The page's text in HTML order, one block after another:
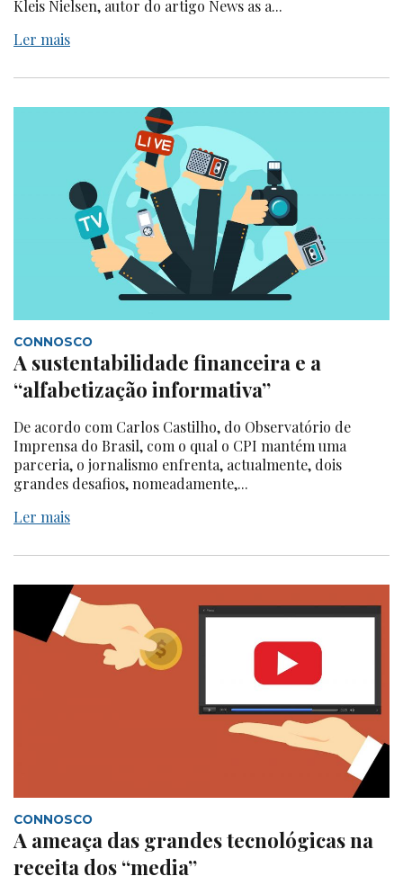
Kleis Nielsen, autor do artigo News as a...
Ler mais
CONNOSCO
A sustentabilidade financeira e a
“alfabetização informativa”
De acordo com Carlos Castilho, do Observatório de
Imprensa do Brasil, com o qual o CPI mantém uma
parceria, o jornalismo enfrenta, actualmente, dois
grandes desafios, nomeadamente,...
Ler mais
CONNOSCO
A ameaça das grandes tecnológicas na
receita dos “media”